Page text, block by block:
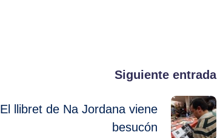
Siguiente entrada
El llibret de Na Jordana viene
besucón